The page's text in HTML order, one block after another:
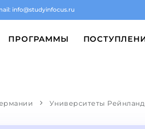
info@studyinfocus.ru
ПРОГРАММЫ
Университеты